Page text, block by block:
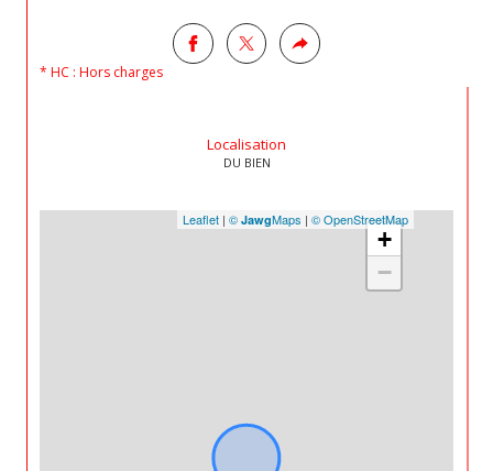
* HC : Hors charges
Localisation
DU BIEN
+
−
Leaflet | © JawgMaps | © OpenStreetMap